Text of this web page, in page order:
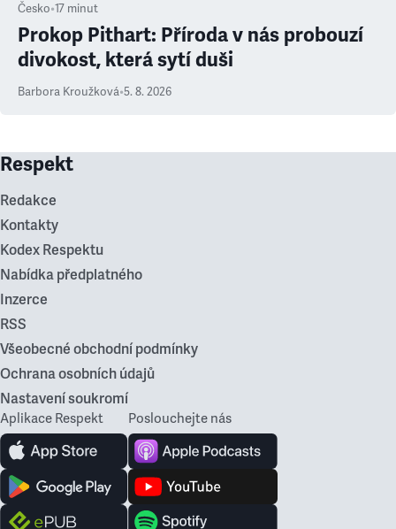
Česko•17 minut
Prokop Pithart: Příroda v nás probouzí
divokost, která sytí duši
Barbora Kroužková•5. 8. 2026
Respekt
Redakce
Kontakty
Kodex Respektu
Nabídka předplatného
Inzerce
RSS
Všeobecné obchodní podmínky
Ochrana osobních údajů
Nastavení soukromí
Aplikace Respekt Poslouchejte nás